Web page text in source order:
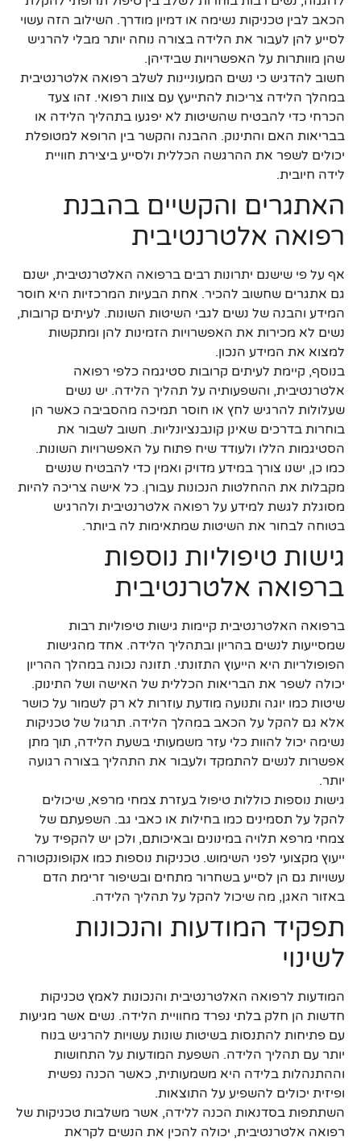
הכאב לבין טכניקות נשימה או דמיון מודרך. השילוב הזה עשוי
לסייע להן לעבור את הלידה בצורה נוחה יותר מבלי להרגיש
שהן מוותרות על האפשרויות שבידיהן.
חשוב להדגיש כי נשים המעוניינות לשלב רפואה אלטרנטיבית
במהלך הלידה צריכות להתייעץ עם צוות רפואי. זהו צעד
הכרחי כדי להבטיח שהשיטות לא יפגעו בתהליך הלידה או
בבריאות האם והתינוק. ההבנה והקשר בין הרופא למטופלת
יכולים לשפר את ההרגשה הכללית ולסייע ביצירת חוויית
לידה חיובית.
האתגרים והקשיים בהבנת
רפואה אלטרנטיבית
אף על פי שישנם יתרונות רבים ברפואה האלטרנטיבית, ישנם
גם אתגרים שחשוב להכיר. אחת הבעיות המרכזיות היא חוסר
המידע והבנה של נשים לגבי השיטות השונות. לעיתים קרובות,
נשים לא מכירות את האפשרויות הזמינות להן ומתקשות
למצוא את המידע הנכון.
בנוסף, קיימת לעיתים קרובות סטיגמה כלפי רפואה
אלטרנטיבית, והשפעותיה על תהליך הלידה. יש נשים
שעלולות להרגיש לחץ או חוסר תמיכה מהסביבה כאשר הן
בוחרות בדרכים שאינן קונבנציונליות. חשוב לשבור את
הסטיגמות הללו ולעודד שיח פתוח על האפשרויות השונות.
כמו כן, ישנו צורך במידע מדויק ואמין כדי להבטיח שנשים
מקבלות את ההחלטות הנכונות עבורן. כל אישה צריכה להיות
מסוגלת לגשת למידע על רפואה אלטרנטיבית ולהרגיש
בטוחה לבחור את השיטות שמתאימות לה ביותר.
גישות טיפוליות נוספות
ברפואה אלטרנטיבית
ברפואה האלטרנטיבית קיימות גישות טיפוליות רבות
שמסייעות לנשים בהריון ובתהליך הלידה. אחד מהגישות
הפופולריות היא הייעוץ התזונתי. תזונה נכונה במהלך ההריון
יכולה לשפר את הבריאות הכללית של האישה ושל התינוק.
שיטות כמו יוגה ותנועה מודעת עוזרות לא רק לשמור על כושר
אלא גם להקל על הכאב במהלך הלידה. תרגול של טכניקות
נשימה יכול להוות כלי עזר משמעותי בשעת הלידה, תוך מתן
אפשרות לנשים להתמקד ולעבור את התהליך בצורה רגועה
יותר.
גישות נוספות כוללות טיפול בעזרת צמחי מרפא, שיכולים
להקל על תסמינים כמו בחילות או כאבי גב. השפעתם של
צמחי מרפא תלויה במינונים ובאיכותם, ולכן יש להקפיד על
ייעוץ מקצועי לפני השימוש. טכניקות נוספות כמו אקופונקטורה
עשויות גם הן לסייע בשחרור מתחים ובשיפור זרימת הדם
באזור האגן, מה שיכול להקל על תהליך הלידה.
תפקיד המודעות והנכונות
לשינוי
המודעות לרפואה האלטרנטיבית והנכונות לאמץ טכניקות
חדשות הן חלק בלתי נפרד מחוויית הלידה. נשים אשר מגיעות
עם פתיחות להתנסות בשיטות שונות עשויות להרגיש בנוח
יותר עם תהליך הלידה. השפעת המודעות על התחושות
וההתנהלות בלידה היא משמעותית, כאשר הכנה נפשית
ופיזית יכולים להשפיע על התוצאות.
השתתפות בסדנאות הכנה ללידה, אשר משלבות טכניקות של
רפואה אלטרנטיבית, יכולה להכין את הנשים לקראת